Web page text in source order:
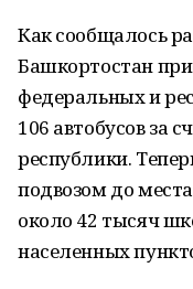
Как сообщалось
Башкортостан
федеральных и
106 автобусов за
республики.
подвозом до
около 42 тысяч
населенных